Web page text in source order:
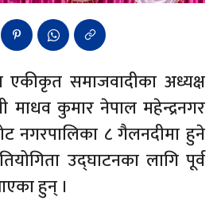
एकीकृत समाजवादीका अध्यक्ष
माधव कुमार नेपाल महेन्द्रनगर
नगरपालिका ८ गैलनदीमा हुने
उद्घाटनका लागि पूर्व
हुन् ।